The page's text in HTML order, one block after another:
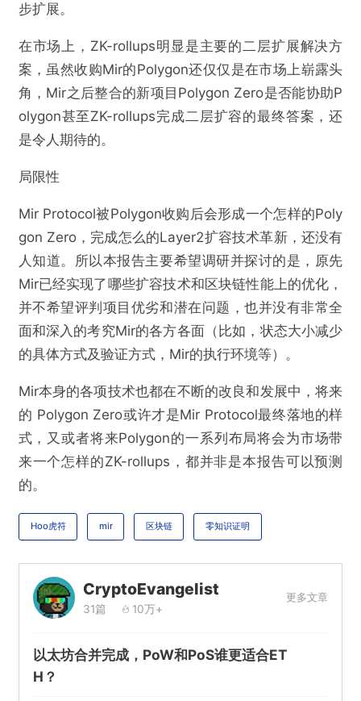
步扩展。
在市场上，ZK-rollups明显是主要的二层扩展解决方
案，虽然收购Mir的Polygon还仅仅是在市场上崭露头
角，Mir之后整合的新项目Polygon Zero是否能协助P
olygon甚至ZK-rollups完成二层扩容的最终答案，还
是令人期待的。
局限性
Mir Protocol被Polygon收购后会形成一个怎样的Poly
gon Zero，完成怎么的Layer2扩容技术革新，还没有
人知道。所以本报告主要希望调研并探讨的是，原先
Mir已经实现了哪些扩容技术和区块链性能上的优化，
并不希望评判项目优劣和潜在问题，也并没有非常全
面和深入的考究Mir的各方各面（比如，状态大小减少
的具体方式及验证方式，Mir的执行环境等）。
Mir本身的各项技术也都在不断的改良和发展中，将来
的 Polygon Zero或许才是Mir Protocol最终落地的样
式，又或者将来Polygon的一系列布局将会为市场带
来一个怎样的ZK-rollups，都并非是本报告可以预测
的。
Hoo虎符 mir 区块链 零知识证明
CryptoEvangelist
31篇 10万+
更多文章
以太坊合并完成，PoW和PoS谁更适合ET
H？